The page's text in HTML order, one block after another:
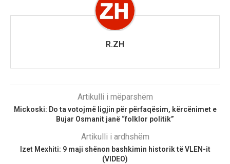
R.ZH
Artikulli i mëparshëm
Mickoski: Do ta votojmë ligjin për përfaqësim, kërcënimet e
Bujar Osmanit janë “folklor politik”
Artikulli i ardhshëm
Izet Mexhiti: 9 maji shënon bashkimin historik të VLEN-it
(VIDEO)